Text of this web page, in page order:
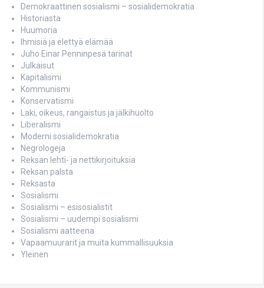
Demokraattinen sosialismi – sosialidemokratia
Historiasta
Huumoria
Ihmisiä ja elettyä elämää
Juho Einar Penninpesä tarinat
Julkaisut
Kapitalismi
Kommunismi
Konservatismi
Laki, oikeus, rangaistus ja jälkihuolto
Liberalismi
Moderni sosialidemokratia
Negrologeja
Reksan lehti- ja nettikirjoituksia
Reksan palsta
Reksasta
Sosialismi
Sosialismi – esisosialistit
Sosialismi – uudempi sosialismi
Sosialismi aatteena
Vapaamuurarit ja muita kummallisuuksia
Yleinen